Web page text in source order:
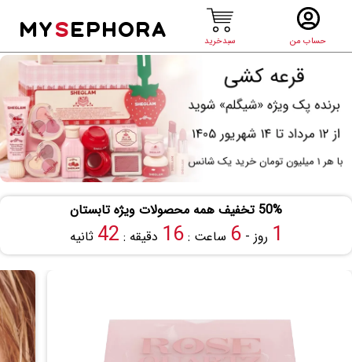
حساب من سبدخرید
MYSEPHORA
50% تخفیف همه محصولات ویژه تابستان
1 روز -6 ساعت :16 دقیقه : 41 ثانیه